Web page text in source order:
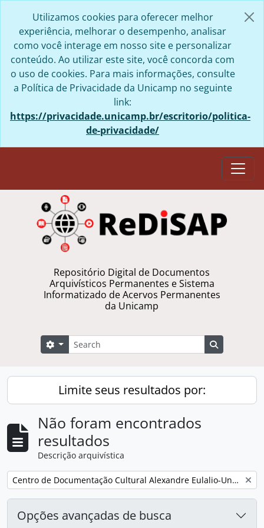
Utilizamos cookies para oferecer melhor
experiência, melhorar o desempenho, analisar
como você interage em nosso site e personalizar
conteúdo. Ao utilizar este site, você concorda com
o uso de cookies. Para mais informações, consulte
a Política de Privacidade da Unicamp no seguinte
link:
https://privacidade.unicamp.br/escritorio/politica-
de-privacidade/
Repositório Digital de Documentos
Arquivísticos Permanentes e Sistema
Informatizado de Acervos Permanentes
da Unicamp
Buscar
Opções de busca
Limite seus resultados por:
Não foram encontrados
resultados
Descrição arquivística
Remover filtro: Centro de Documentação Cultural Alexandre Eulalio-Unicamp.
Opções avançadas de busca